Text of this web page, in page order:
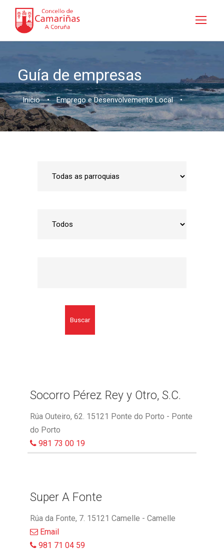
Guía de empresas
Inicio • Emprego e Desenvolvemento Local •
Buscar
Socorro Pérez Rey y Otro, S.C.
Rúa Outeiro, 62. 15121 Ponte do Porto - Ponte
do Porto
981 73 00 19
Super A Fonte
Rúa da Fonte, 7. 15121 Camelle - Camelle
Email
981 71 04 59